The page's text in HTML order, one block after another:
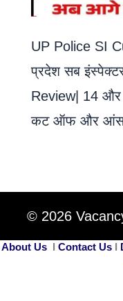
UP Police SI
प्रदेश सब
Review| 14 और
कट ऑफ और आंसर
© 2026
About Us Contact Us